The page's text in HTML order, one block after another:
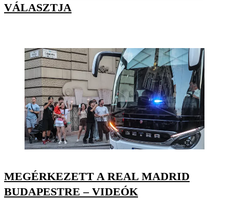
VÁLASZTJA
MEGÉRKEZETT A REAL MADRID
BUDAPESTRE – VIDEÓK